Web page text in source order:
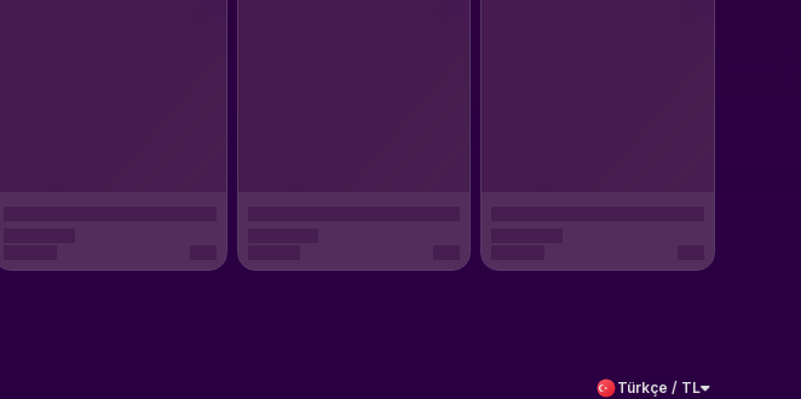
Türkçe / TL